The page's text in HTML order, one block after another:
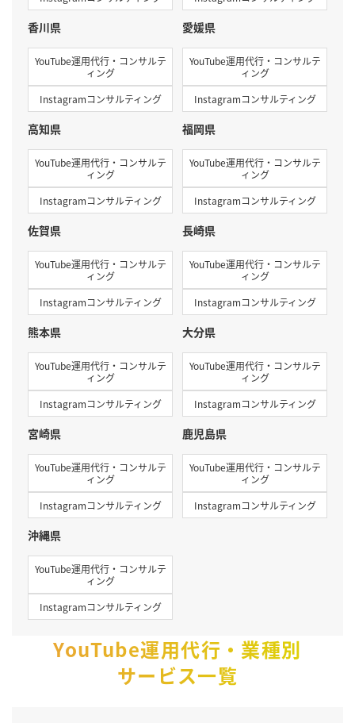
香川県
YouTube運用代行・コンサルテ
ィング
Instagramコンサルティング
愛媛県
YouTube運用代行・コンサルテ
ィング
Instagramコンサルティング
高知県
YouTube運用代行・コンサルテ
ィング
Instagramコンサルティング
福岡県
YouTube運用代行・コンサルテ
ィング
Instagramコンサルティング
佐賀県
YouTube運用代行・コンサルテ
ィング
Instagramコンサルティング
長崎県
YouTube運用代行・コンサルテ
ィング
Instagramコンサルティング
熊本県
YouTube運用代行・コンサルテ
ィング
Instagramコンサルティング
大分県
YouTube運用代行・コンサルテ
ィング
Instagramコンサルティング
宮崎県
YouTube運用代行・コンサルテ
ィング
Instagramコンサルティング
鹿児島県
YouTube運用代行・コンサルテ
ィング
Instagramコンサルティング
沖縄県
YouTube運用代行・コンサルテ
ィング
Instagramコンサルティング
YouTube運用代行・業種別
サービス一覧